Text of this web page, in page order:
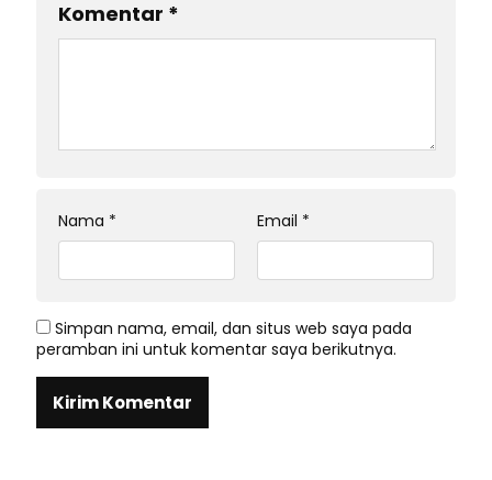
Komentar *
Nama * Email *
Simpan nama, email, dan situs web saya pada
peramban ini untuk komentar saya berikutnya.